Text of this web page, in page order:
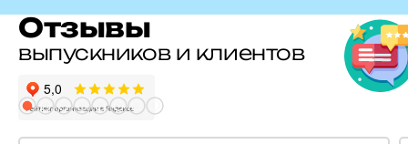
Отзывы
выпускников и клиентов